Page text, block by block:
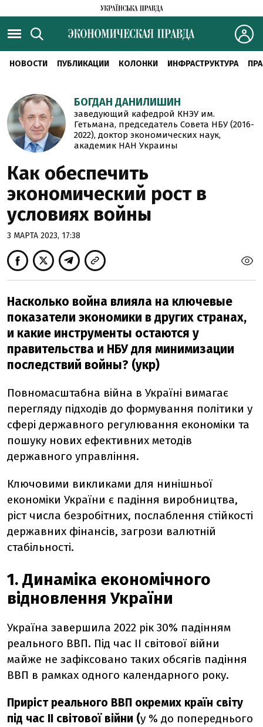
НОВОСТИ ПУБЛИКАЦИИ КОЛОНКИ ИНФРАСТРУКТУРА
БОГДАН ДАНИЛИШИН
заведующий кафедрой КНЭУ им.
Гетьмана, председатель Совета НБУ (2016-
2022), доктор экономических наук,
академик НАН Украины
Как обеспечить
экономический рост в
условиях войны
3 МАРТА 2023, 17:38
Насколько война влияла на ключевые
показатели экономики в других странах,
и какие инструменты остаются у
правительства и НБУ для минимизации
последствий войны? (укр)
Повномасштабна війна в Україні вимагає
перегляду підходів до формування політики у
сфері державного регулювання економіки та
пошуку нових ефективних методів
державного управління.
Ключовими викликами для нинішньої
економіки України є падіння виробництва,
ріст числа безробітних, послаблення стійкості
державних фінансів, загрози валютній
стабільності.
1. Динаміка економічного
відновлення України
Україна завершила 2022 рік 30% падінням
реального ВВП. Під час ІІ світової війни
майже не зафіксовано таких обсягів падіння
ВВП в рамках одного календарного року.
Приріст реального ВВП окремих країн світу
під час ІІ світової війни (у % до попереднього